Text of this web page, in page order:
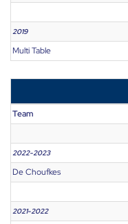
2019
Multi Table
Team
2022-2023
De Choufkes
2021-2022